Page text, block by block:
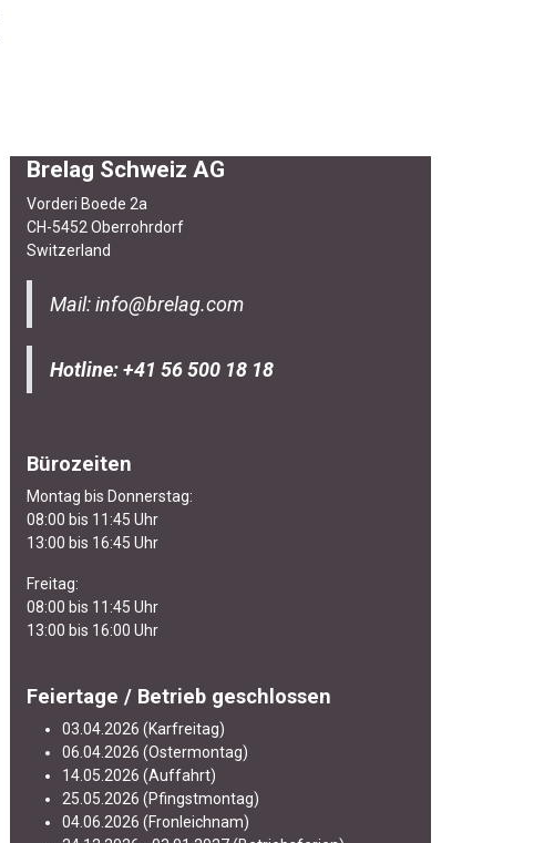
Brelag Schweiz AG
Vorderi Boede 2a
CH-5452 Oberrohrdorf
Switzerland
Mail:info@brelag.com
Hotline​: +41 56 500 18 18
Bürozeiten
Montag bis Donnerstag:
08:00 bis 11:45 Uhr
13:00 bis 16:45 Uhr
Freitag:
08:00 bis 11:45 Uhr
13:00 bis 16:00 Uhr
Feiertage / Betrieb geschlossen
03.04.2026 (Karfreitag)
06.04.2026 (Ostermontag)
14.05.2026 (Auffahrt)
25.05.2026 (Pfingstmontag)
04.06.2026 (Fronleichnam)